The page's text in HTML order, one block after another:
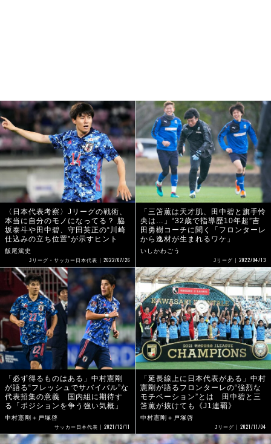
〈日本代表考察〉Jリーグの戦術、
本当に自分のモノになってる？ 脇
坂泰斗や田中碧、守田英正の“川崎
仕込みの立ち位置”が示すヒント
飯尾篤史
Jリーグ・サッカー日本代表 2022/07/26
「三笘薫は天才肌、田中碧と旗手怜
央は…」“32歳で指導歴10年超”吉
田勇樹コーチに聞く「フロンターレ
から逸材が生まれるワケ」
いしかわごう
Jリーグ 2022/04/13
「必ず得るものはある」中村憲剛
が語る“フレッシュでサバイバル”な
代表招集の意義 国内組に期待す
る「ポジションを争う強い気概」
中村憲剛＋戸塚啓
サッカー日本代表 2021/12/11
「延長線上に日本代表がある」中村
憲剛が語るフロンターレの“強烈な
モチベーション”とは 田中碧と三
笘薫が抜けても《J1連覇》
中村憲剛＋戸塚啓
Jリーグ 2021/11/04